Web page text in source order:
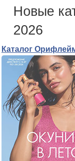
Новые
2026
Каталог